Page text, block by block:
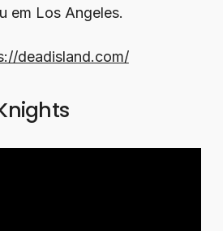
em Los Angeles.
deadisland.com/